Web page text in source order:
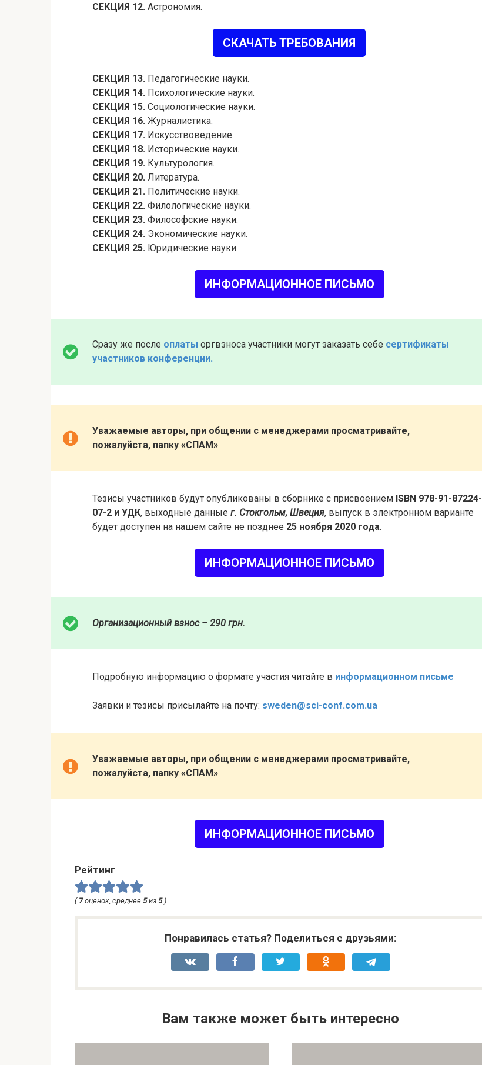
СЕКЦИЯ 12. Астрономия.
СКАЧАТЬ ТРЕБОВАНИЯ
СЕКЦИЯ 13. Педагогические науки.
СЕКЦИЯ 14. Психологические науки.
СЕКЦИЯ 15. Социологические науки.
СЕКЦИЯ 16. Журналистика.
СЕКЦИЯ 17. Искусствоведение.
СЕКЦИЯ 18. Исторические науки.
СЕКЦИЯ 19. Культурология.
СЕКЦИЯ 20. Литература.
СЕКЦИЯ 21. Политические науки.
СЕКЦИЯ 22. Филологические науки.
СЕКЦИЯ 23. Философские науки.
СЕКЦИЯ 24. Экономические науки.
СЕКЦИЯ 25. Юридические науки
ИНФОРМАЦИОННОЕ ПИСЬМО
Сразу же после оплаты оргвзноса участники могут заказать себе сертификаты
участников конференции.
Уважаемые авторы, при общении с менеджерами просматривайте,
пожалуйста, папку «СПАМ»
Тезисы участников будут опубликованы в сборнике с присвоением ISBN 978-91-87224-
07-2 и УДК, выходные данные г. Стокгольм, Швеция, выпуск в электронном варианте
будет доступен на нашем сайте не позднее 25 ноября 2020 года.
ИНФОРМАЦИОННОЕ ПИСЬМО
Организационный взнос – 290 грн.
Подробную информацию о формате участия читайте в информационном письме
Заявки и тезисы присылайте на почту: sweden@sci-conf.com.ua
Уважаемые авторы, при общении с менеджерами просматривайте,
пожалуйста, папку «СПАМ»
ИНФОРМАЦИОННОЕ ПИСЬМО
Рейтинг
( 7оценок, среднее 5из 5)
Понравилась статья? Поделиться с друзьями:
Вам также может быть интересно